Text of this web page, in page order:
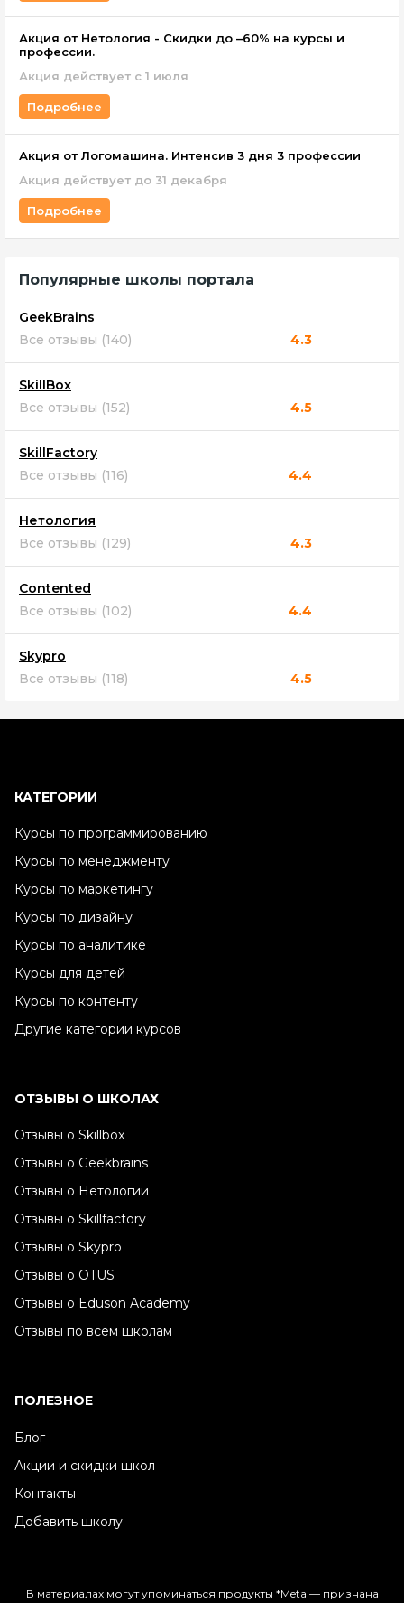
Акция от Нетология - Скидки до –60% на курсы и
профессии.
Акция действует с 1 июля
Подробнее
Акция от Логомашина. Интенсив 3 дня 3 профессии
Акция действует до 31 декабря
Подробнее
Популярные школы портала
GeekBrains
Все отзывы (140)
4.3
SkillBox
Все отзывы (152)
4.5
SkillFactory
Все отзывы (116)
4.4
Нетология
Все отзывы (129)
4.3
Contented
Все отзывы (102)
4.4
Skypro
Все отзывы (118)
4.5
КАТЕГОРИИ
Курсы по программированию
Курсы по менеджменту
Курсы по маркетингу
Курсы по дизайну
Курсы по аналитике
Курсы для детей
Курсы по контенту
Другие категории курсов
ОТЗЫВЫ О ШКОЛАХ
Отзывы о Skillbox
Отзывы о Geekbrains
Отзывы о Нетологии
Отзывы о Skillfactory
Отзывы о Skypro
Отзывы о OTUS
Отзывы о Eduson Academy
Отзывы по всем школам
ПОЛЕЗНОЕ
Блог
Акции и скидки школ
Контакты
Добавить школу
В материалах могут упоминаться продукты *Meta — признана